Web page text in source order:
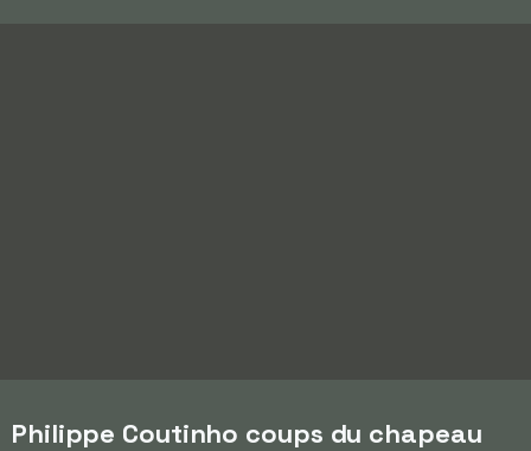
Philippe Coutinho coups du chapeau